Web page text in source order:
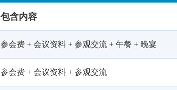
包含内容
参会费 + 会议资料 + 参观交流 + 午餐 + 晚宴
参会费 + 会议资料 + 参观交流